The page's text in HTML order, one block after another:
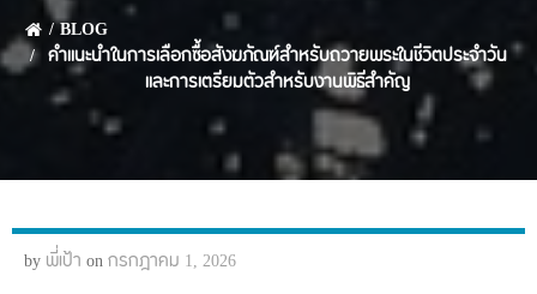
BLOG
คำแนะนำในการเลือกซื้อสังฆภัณฑ์สำหรับถวายพระในชีวิตประจำวัน
และการเตรียมตัวสำหรับงานพิธีสำคัญ
byพี่เป้าonกรกฎาคม 1, 2026